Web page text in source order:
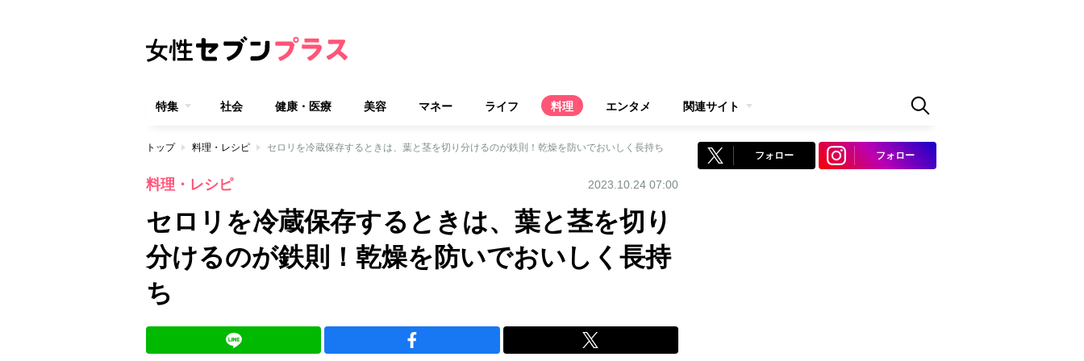
特集 社会 健康・医療 美容 マネー ライフ 料理 エンタメ 関連サイト
トップ 料理・レシピ セロリを冷蔵保存するときは、葉と茎を切り分けるのが鉄則！乾燥を防いでおいしく長持ち
料理・レシピ 2023.10.24 07:00
セロリを冷蔵保存するときは、葉と茎を切り
分けるのが鉄則！乾燥を防いでおいしく長持
ち
フォロー フォロー